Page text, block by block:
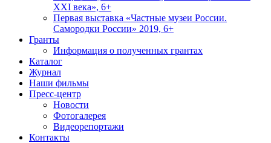
XXI века», 6+
Первая выставка «Частные музеи России.
Самородки России» 2019, 6+
Гранты
Информация о полученных грантах
Каталог
Журнал
Наши фильмы
Пресс-центр
Новости
Фотогалерея
Видеорепортажи
Контакты